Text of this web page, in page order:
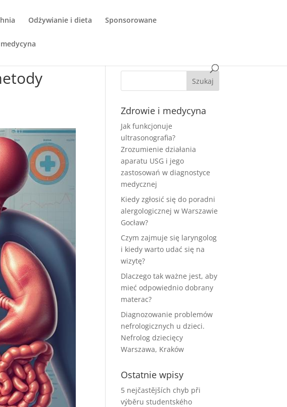
Odżywianie i dieta Sponsorowane
Zdrowie i medycyna
Jak funkcjonuje
ultrasonografia?
Zrozumienie działania
aparatu USG i jego
zastosowań w diagnostyce
medycznej
Kiedy zgłosić się do poradni
alergologicznej w Warszawie
Gocław?
Czym zajmuje się laryngolog
i kiedy warto udać się na
wizytę?
Dlaczego tak ważne jest, aby
mieć odpowiednio dobrany
materac?
Diagnozowanie problemów
nefrologicznych u dzieci.
Nefrolog dziecięcy
Warszawa, Kraków
Ostatnie wpisy
5 nejčastějších chyb při
výběru studentského